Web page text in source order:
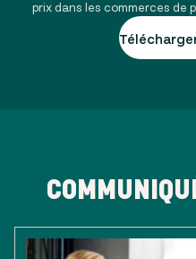
prix dans les commerces